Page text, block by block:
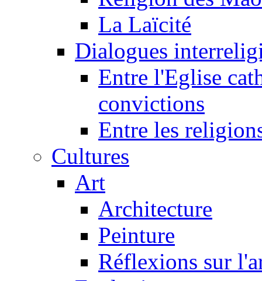
La Laïcité
Dialogues
Entre l'Eglise
convictions
Entre les
Cultures
Art
Architecture
Peinture
Réflexions sur